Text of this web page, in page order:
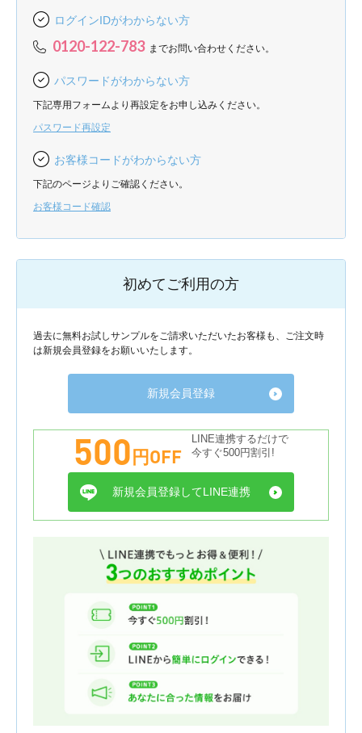
ログインIDがわからない方
0120-122-783 までお問い合わせください。
パスワードがわからない方
下記専用フォームより再設定をお申し込みください。
パスワード再設定
お客様コードがわからない方
下記のページよりご確認ください。
お客様コード確認
初めてご利用の方
過去に無料お試しサンプルをご請求いただいたお客様も、ご注文時
は新規会員登録をお願いいたします。
新規会員登録
500円OFF
LINE連携するだけで
今すぐ500円割引!
新規会員登録してLINE連携